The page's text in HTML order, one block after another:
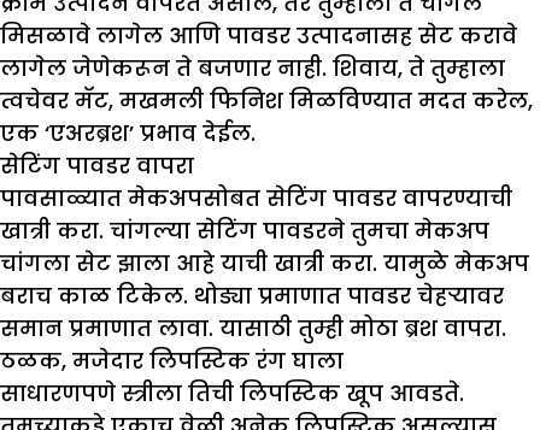
मिसळावे लागेल आणि पावडर उत्पादनासह सेट करावे
लागेल जेणेकरून ते बजणार नाही. शिवाय, ते तुम्हाला
त्वचेवर मॅट, मखमली फिनिश मिळविण्यात मदत करेल,
एक ‘एअरब्रश’ प्रभाव देईल.
सेटिंग पावडर वापरा
पावसाळ्यात मेकअपसोबत सेटिंग पावडर वापरण्याची
खात्री करा. चांगल्या सेटिंग पावडरने तुमचा मेकअप
चांगला सेट झाला आहे याची खात्री करा. यामुळे मेकअप
बराच काळ टिकेल. थोड्या प्रमाणात पावडर चेहऱ्यावर
समान प्रमाणात लावा. यासाठी तुम्ही मोठा ब्रश वापरा.
ठळक, मजेदार लिपस्टिक रंग घाला
साधारणपणे स्त्रीला तिची लिपस्टिक खूप आवडते.